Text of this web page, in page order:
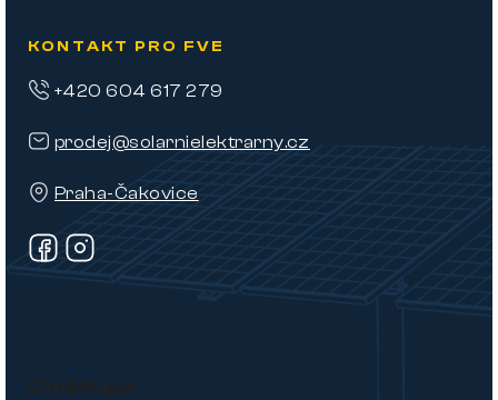
KONTAKT PRO FVE
prodej@solarnielektrarny.cz
Praha-Čakovice
+420 604 617 279
O nákupu